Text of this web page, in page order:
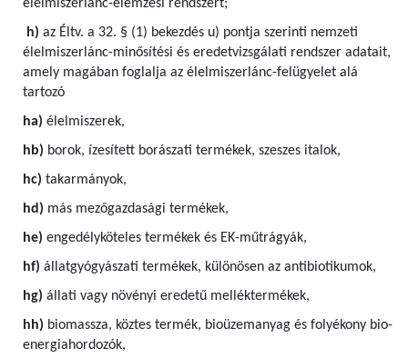
élelmiszerlánc-elemzési rendszert;
h) az Éltv. a 32. § (1) bekezdés u) pontja szerinti nemzeti
élelmiszerlánc-minősítési és eredetvizsgálati rendszer adatait,
amely magában foglalja az élelmiszerlánc-felügyelet alá
tartozó
ha) élelmiszerek,
hb) borok, ízesített borászati termékek, szeszes italok,
hc) takarmányok,
hd) más mezőgazdasági termékek,
he) engedélyköteles termékek és EK-műtrágyák,
hf) állatgyógyászati termékek, különösen az antibiotikumok,
hg) állati vagy növényi eredetű melléktermékek,
hh) biomassza, köztes termék, bioüzemanyag és folyékony bio-
energiahordozók,